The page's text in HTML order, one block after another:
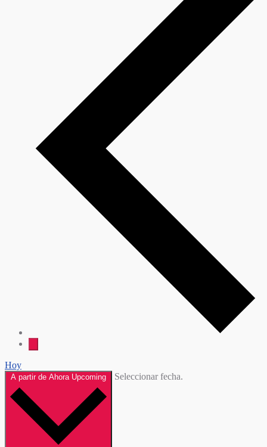
Hoy
A partir de Ahora Upcoming Seleccionar fecha.